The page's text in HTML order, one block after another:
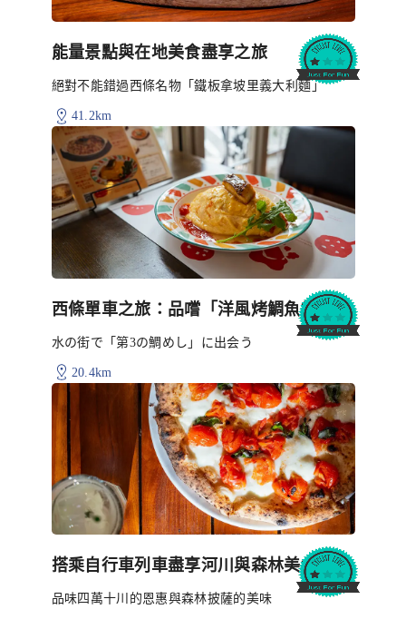
能量景點與在地美食盡享之旅
絕對不能錯過西條名物「鐵板拿坡里義大利麵」
41.2km
西條單車之旅：品嚐「洋風烤鯛魚飯」
水の街で「第3の鯛めし」に出会う
20.4km
搭乘自行車列車盡享河川與森林美食之旅
品味四萬十川的恩惠與森林披薩的美味